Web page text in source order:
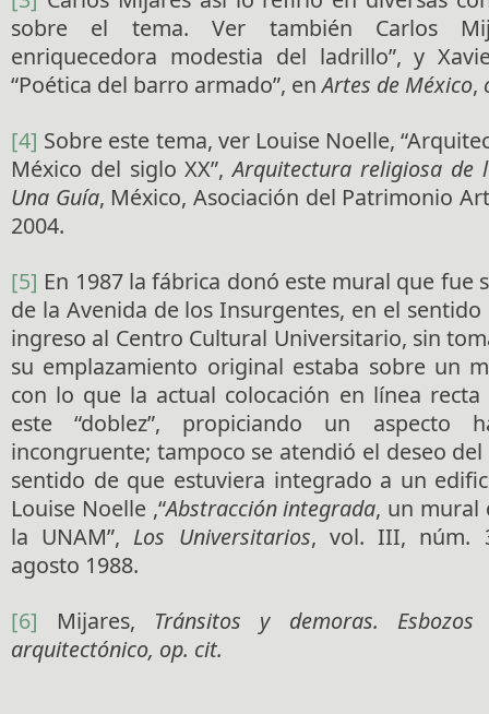
sobre el tema. Ver también Carlos
enriquecedora modestia del ladrillo”, y
“Poética del barro armado”, enArtes de México,
[4] Sobre este tema, ver Louise Noelle,
México del siglo XX”,Arquitectura religiosa de
Una Guía, México, Asociación del Patrimonio
2004.
[5] En 1987 la fábrica donó este mural que fue
de la Avenida de los Insurgentes, en el
ingreso al Centro Cultural Universitario, sin
su emplazamiento original estaba sobre un
con lo que la actual colocación en línea
este “doblez”, propiciando un aspecto
incongruente; tampoco se atendió el deseo
sentido de que estuviera integrado a un
Louise Noelle ,“Abstracción integrada, un mural
la UNAM”, Los Universitarios, vol. III, núm.
agosto 1988.
[6] Mijares, Tránsitos y demoras.
arquitectónico, op. cit.